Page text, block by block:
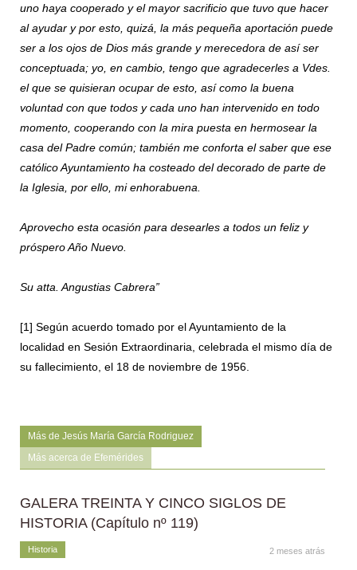
uno haya cooperado y el mayor sacrificio que tuvo que hacer
al ayudar y por esto, quizá, la más pequeña aportación puede
ser a los ojos de Dios más grande y merecedora de así ser
conceptuada; yo, en cambio, tengo que agradecerles a Vdes.
el que se quisieran ocupar de esto, así como la buena
voluntad con que todos y cada uno han intervenido en todo
momento, cooperando con la mira puesta en hermosear la
casa del Padre común; también me conforta el saber que ese
católico Ayuntamiento ha costeado del decorado de parte de
la Iglesia, por ello, mi enhorabuena.
Aprovecho esta ocasión para desearles a todos un feliz y
próspero Año Nuevo.
Su atta. Angustias Cabrera”
[1] Según acuerdo tomado por el Ayuntamiento de la
localidad en Sesión Extraordinaria, celebrada el mismo día de
su fallecimiento, el 18 de noviembre de 1956.
Más de Jesús María García Rodriguez
Más acerca de Efemérides
GALERA TREINTA Y CINCO SIGLOS DE
HISTORIA (Capítulo nº 119)
Historia 2 meses atrás